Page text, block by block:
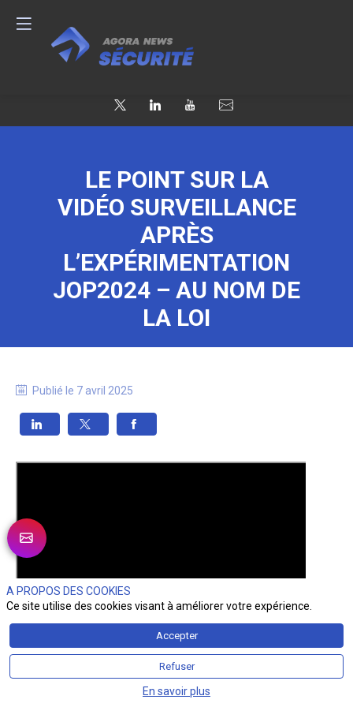
LE POINT SUR LA
VIDÉO SURVEILLANCE
APRÈS
L’EXPÉRIMENTATION
JOP2024 – AU NOM DE
LA LOI
Publié le 7 avril 2025
A PROPOS DES COOKIES
Ce site utilise des cookies visant à améliorer votre expérience.
Accepter
Refuser
En savoir plus